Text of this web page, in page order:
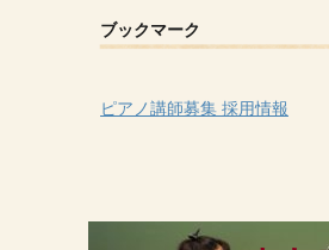
ブックマーク
ピアノ講師募集 採用情報